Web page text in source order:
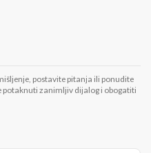
postavite pitanja ili ponudite
potaknuti zanimljiv dijalog i obogatiti